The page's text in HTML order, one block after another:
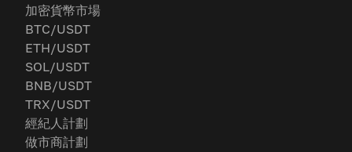
加密貨幣市場
BTC/USDT
ETH/USDT
SOL/USDT
BNB/USDT
TRX/USDT
經紀人計劃
做市商計劃